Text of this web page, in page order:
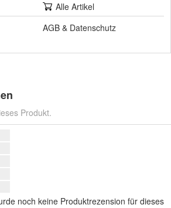
Alle Artikel
AGB & Datenschutz
Produkt.
noch keine Produktrezension für dieses